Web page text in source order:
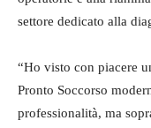
settore dedicato alla
“Ho visto con piacere
Pronto Soccorso
professionalità, ma